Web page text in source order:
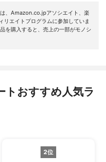
、Amazon.co.jpアソシエイト、楽
リエイトプログラムに参加していま
を購入すると、売上の一部がモノシ
トおすすめ人気ラ
2位